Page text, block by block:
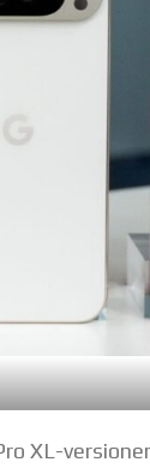
XL-